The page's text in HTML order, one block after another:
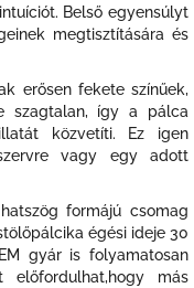
Belső egyensúlyt
megtisztítására és
erősen fekete színűek,
szagtalan, így a pálca
közvetíti. Ez igen
vagy egy adott
formájú csomag
égési ideje 30
gyár is folyamatosan
más